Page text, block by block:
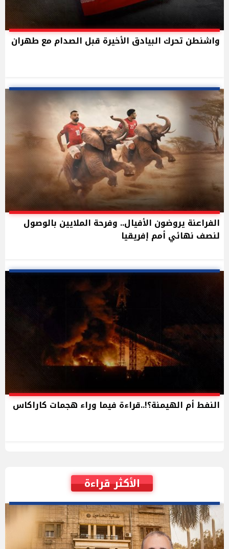
واشنطن تحرك البيادق الأخيرة قبل الصدام مع طهران
الفراعنة يروضون الأفيال.. وفرحة الملايين بالوصول
لنصف نهائي أمم إفريقيا
النفط أم الهيمنة؟!..قراءة فيما وراء هجمات كاراكاس
الأكثر قراءة